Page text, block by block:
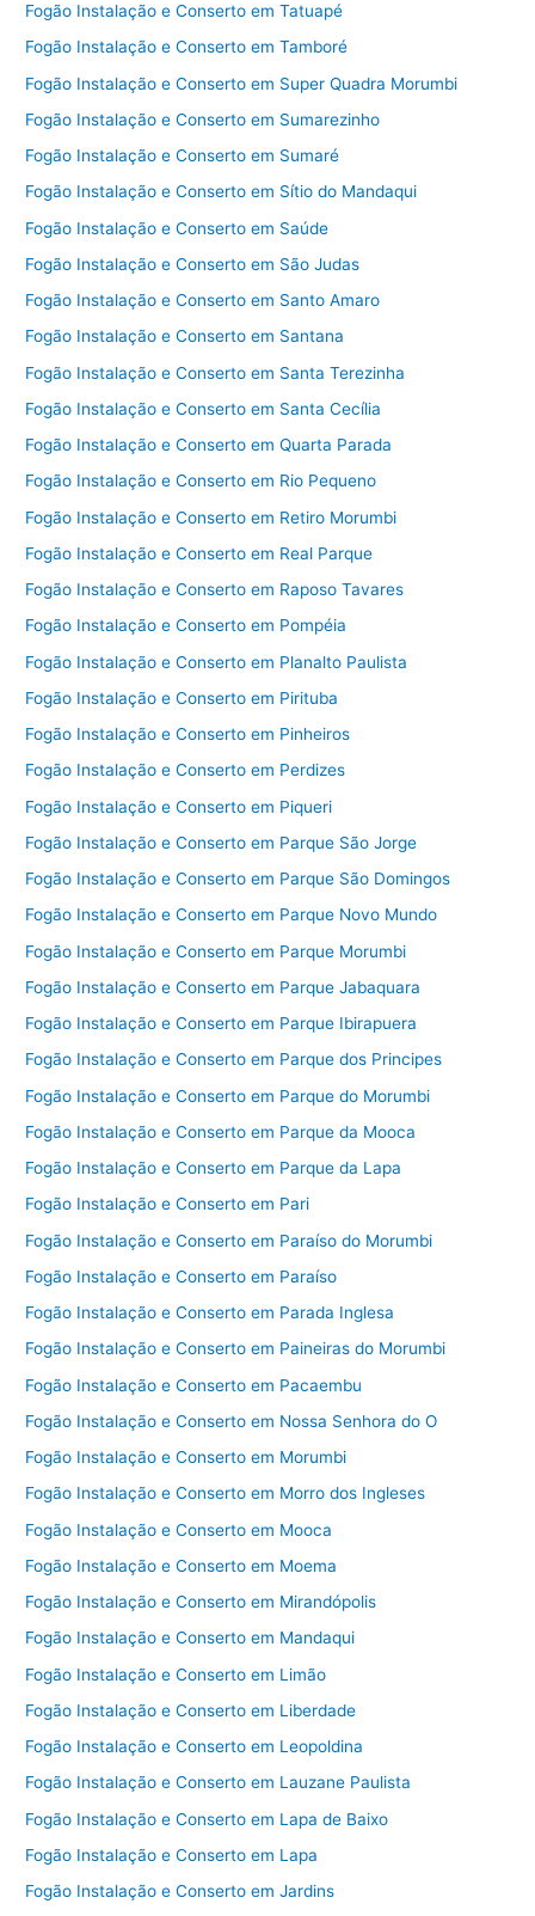
Fogão Instalação e Conserto em Tatuapé
Fogão Instalação e Conserto em Tamboré
Fogão Instalação e Conserto em Super Quadra Morumbi
Fogão Instalação e Conserto em Sumarezinho
Fogão Instalação e Conserto em Sumaré
Fogão Instalação e Conserto em Sítio do Mandaqui
Fogão Instalação e Conserto em Saúde
Fogão Instalação e Conserto em São Judas
Fogão Instalação e Conserto em Santo Amaro
Fogão Instalação e Conserto em Santana
Fogão Instalação e Conserto em Santa Terezinha
Fogão Instalação e Conserto em Santa Cecília
Fogão Instalação e Conserto em Quarta Parada
Fogão Instalação e Conserto em Rio Pequeno
Fogão Instalação e Conserto em Retiro Morumbi
Fogão Instalação e Conserto em Real Parque
Fogão Instalação e Conserto em Raposo Tavares
Fogão Instalação e Conserto em Pompéia
Fogão Instalação e Conserto em Planalto Paulista
Fogão Instalação e Conserto em Pirituba
Fogão Instalação e Conserto em Pinheiros
Fogão Instalação e Conserto em Perdizes
Fogão Instalação e Conserto em Piqueri
Fogão Instalação e Conserto em Parque São Jorge
Fogão Instalação e Conserto em Parque São Domingos
Fogão Instalação e Conserto em Parque Novo Mundo
Fogão Instalação e Conserto em Parque Morumbi
Fogão Instalação e Conserto em Parque Jabaquara
Fogão Instalação e Conserto em Parque Ibirapuera
Fogão Instalação e Conserto em Parque dos Principes
Fogão Instalação e Conserto em Parque do Morumbi
Fogão Instalação e Conserto em Parque da Mooca
Fogão Instalação e Conserto em Parque da Lapa
Fogão Instalação e Conserto em Pari
Fogão Instalação e Conserto em Paraíso do Morumbi
Fogão Instalação e Conserto em Paraíso
Fogão Instalação e Conserto em Parada Inglesa
Fogão Instalação e Conserto em Paineiras do Morumbi
Fogão Instalação e Conserto em Pacaembu
Fogão Instalação e Conserto em Nossa Senhora do O
Fogão Instalação e Conserto em Morumbi
Fogão Instalação e Conserto em Morro dos Ingleses
Fogão Instalação e Conserto em Mooca
Fogão Instalação e Conserto em Moema
Fogão Instalação e Conserto em Mirandópolis
Fogão Instalação e Conserto em Mandaqui
Fogão Instalação e Conserto em Limão
Fogão Instalação e Conserto em Liberdade
Fogão Instalação e Conserto em Leopoldina
Fogão Instalação e Conserto em Lauzane Paulista
Fogão Instalação e Conserto em Lapa de Baixo
Fogão Instalação e Conserto em Lapa
Fogão Instalação e Conserto em Jardins